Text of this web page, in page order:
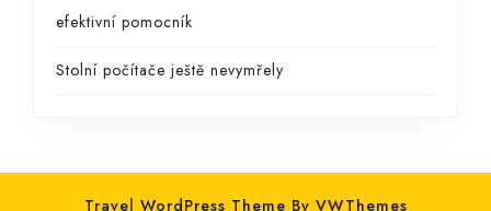
efektivní pomocník
Stolní počítače ještě nevymřely
Travel WordPress Theme By VWThemes